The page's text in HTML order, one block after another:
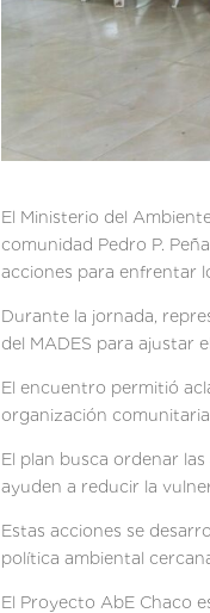
El Ministerio del
comunidad Pedro P.
acciones para enfrentar
Durante la jornada,
del MADES para ajustar
El encuentro permitió
organización
El plan busca ordenar
ayuden a reducir la
Estas acciones se
política ambiental
El Proyecto AbE Chaco